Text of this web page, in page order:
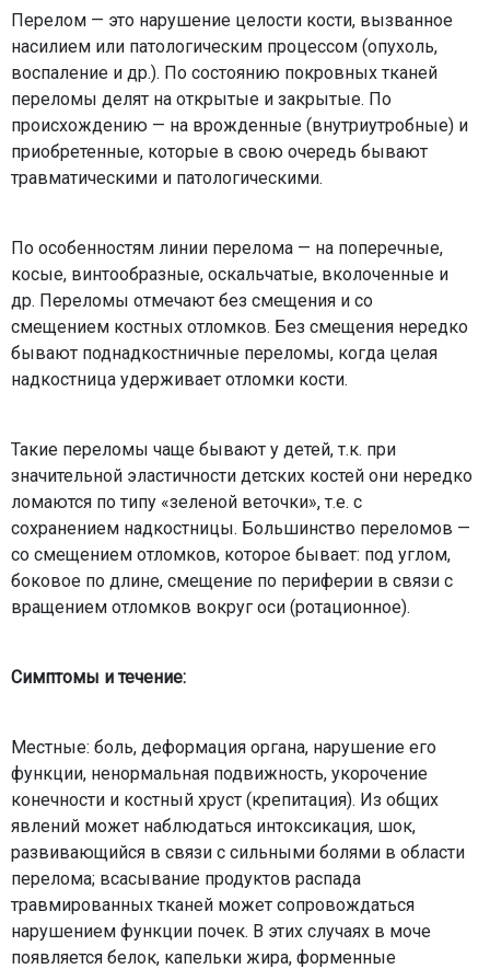
Перелом — это нарушение целости кости, вызванное
насилием или патологическим процессом (опухоль,
воспаление и др.). По состоянию покровных тканей
переломы делят на открытые и закрытые. По
происхождению — на врожденные (внутриутробные) и
приобретенные, которые в свою очередь бывают
травматическими и патологическими.
По особенностям линии перелома — на поперечные,
косые, винтообразные, оскальчатые, вколоченные и
др. Переломы отмечают без смещения и со
смещением костных отломков. Без смещения нередко
бывают поднадкостничные переломы, когда целая
надкостница удерживает отломки кости.
Такие переломы чаще бывают у детей, т.к. при
значительной эластичности детских костей они нередко
ломаются по типу «зеленой веточки», т.е. с
сохранением надкостницы. Большинство переломов —
со смещением отломков, которое бывает: под углом,
боковое по длине, смещение по периферии в связи с
вращением отломков вокруг оси (ротационное).
Симптомы и течение:
Местные: боль, деформация органа, нарушение его
функции, ненормальная подвижность, укорочение
конечности и костный хруст (крепитация). Из общих
явлений может наблюдаться интоксикация, шок,
развивающийся в связи с сильными болями в области
перелома; всасывание продуктов распада
травмированных тканей может сопровождаться
нарушением функции почек. В этих случаях в моче
появляется белок, капельки жира, форменные